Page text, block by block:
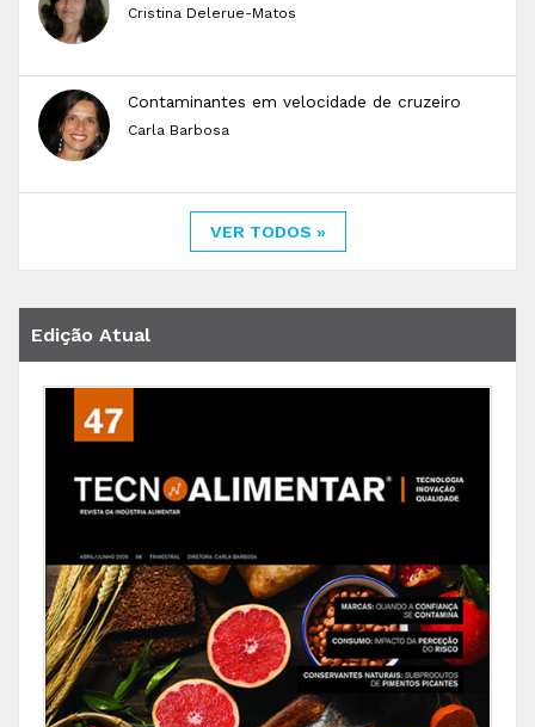
Cristina Delerue-Matos
Contaminantes em velocidade de cruzeiro
Carla Barbosa
VER TODOS »
Edição Atual